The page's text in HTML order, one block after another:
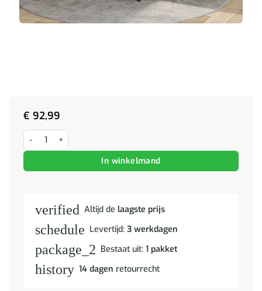
€ 92,99
Draaiende Relaxstoel in Crème Stof aantal
In winkelmand
verified Altijd de laagste prijs
schedule Levertijd: 3 werkdagen
package_2 Bestaat uit: 1 pakket
history 14 dagen retourrecht